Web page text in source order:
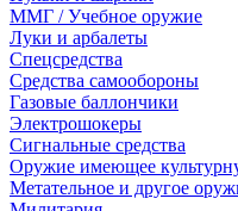
ММГ / Учебное оружие
Луки и арбалеты
Спецсредства
Средства самообороны
Газовые баллончики
Электрошокеры
Сигнальные средства
Оружие имеющее
Метательное и другое